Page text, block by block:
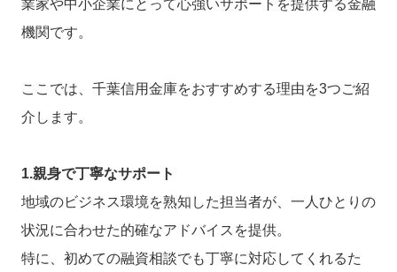
業家や中小企業にとって心強いサポートを提供する金融
機関です。
ここでは、千葉信用金庫をおすすめする理由を3つご紹
介します。
1.親身で丁寧なサポート
地域のビジネス環境を熟知した担当者が、一人ひとりの
状況に合わせた的確なアドバイスを提供。
特に、初めての融資相談でも丁寧に対応してくれるた